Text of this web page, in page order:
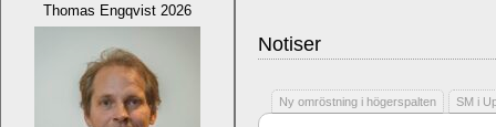
Thomas Engqvist 2026
Notiser
Ny omröstning i högerspalten SM i